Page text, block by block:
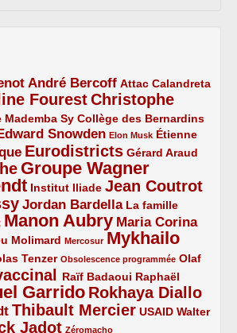
André Bercoff Attac Calandreta
FourestChristophe
Mademba Sy Collège des Bernardins
Snowden Elon Musk Étienne
Eurodistricts Gérard Araud
Groupe Wagner
Institut Iliade Jean Coutrot
Jordan Bardella La famille
Manon Aubry Maria Corina
Molimard Mercosur Mykhailo
Tenzer Obsolescence programmée Olaf
Raïf Badaoui Raphaël
Garrido Rokhaya Diallo
Thibault Mercier USAID Walter
Jadot Zéromacho